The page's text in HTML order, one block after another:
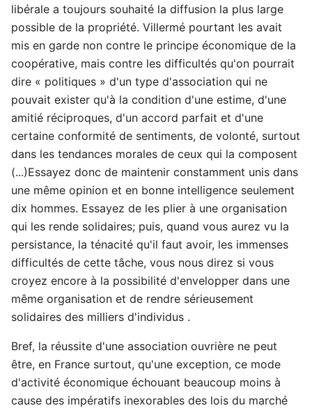
libérale a toujours souhaité la diffusion la plus large
possible de la propriété. Villermé pourtant les avait
mis en garde non contre le principe économique de la
coopérative, mais contre les difficultés qu'on pourrait
dire « politiques » d'un type d'association qui ne
pouvait exister qu'à la condition d'une estime, d'une
amitié réciproques, d'un accord parfait et d'une
certaine conformité de sentiments, de volonté, surtout
dans les tendances morales de ceux qui la composent
(...)Essayez donc de maintenir constamment unis dans
une même opinion et en bonne intelligence seulement
dix hommes. Essayez de les plier à une organisation
qui les rende solidaires; puis, quand vous aurez vu la
persistance, la ténacité qu'il faut avoir, les immenses
difficultés de cette tâche, vous nous direz si vous
croyez encore à la possibilité d'envelopper dans une
même organisation et de rendre sérieusement
solidaires des milliers d'individus .
Bref, la réussite d'une association ouvrière ne peut
être, en France surtout, qu'une exception, ce mode
d'activité économique échouant beaucoup moins à
cause des impératifs inexorables des lois du marché